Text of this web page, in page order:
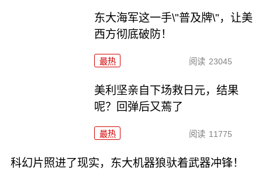
东大海军这一手\"普及牌\"，让美
西方彻底破防！
最热 阅读 23045
美利坚亲自下场救日元，结果
呢？回弹后又蔫了
最热 阅读 11775
科幻片照进了现实，东大机器狼驮着武器冲锋！